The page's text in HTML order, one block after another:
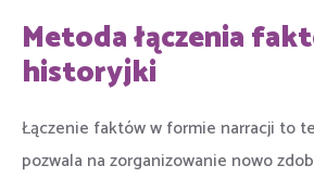
Metoda łączenia
historyjki
Łączenie faktów w formie narracji to
pozwala na zorganizowanie nowo